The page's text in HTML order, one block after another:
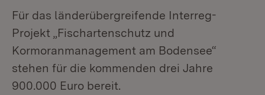
Für das länderübergreifende Interreg-
Projekt „Fischartenschutz und
Kormoranmanagement am Bodensee“
stehen für die kommenden drei Jahre
900.000 Euro bereit.